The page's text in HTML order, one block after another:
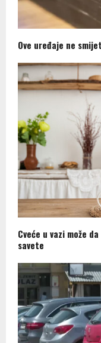
Ove uređaje ne
Cveće u vazi može
savete